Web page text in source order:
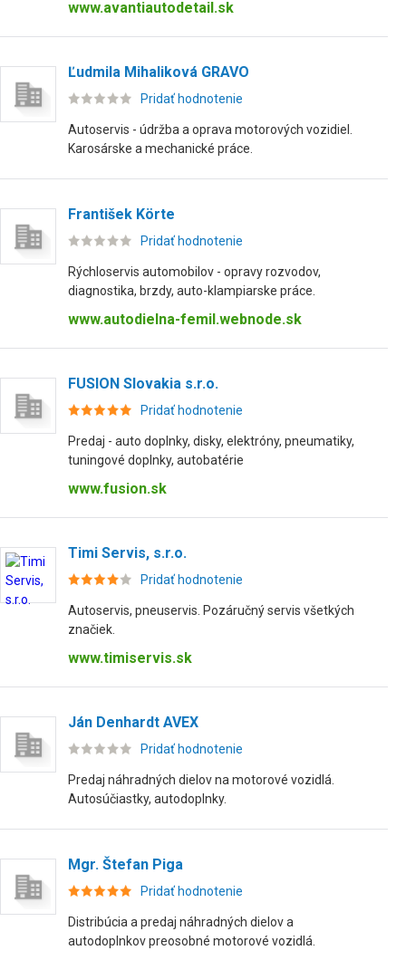
www.avantiautodetail.sk
Ľudmila Mihaliková GRAVO
Pridať hodnotenie
Autoservis - údržba a oprava motorových vozidiel.
Karosárske a mechanické práce.
František Körte
Pridať hodnotenie
Rýchloservis automobilov - opravy rozvodov,
diagnostika, brzdy, auto-klampiarske práce.
www.autodielna-femil.webnode.sk
FUSION Slovakia s.r.o.
Pridať hodnotenie
Predaj - auto doplnky, disky, elektróny, pneumatiky,
tuningové doplnky, autobatérie
www.fusion.sk
Timi Servis, s.r.o.
Pridať hodnotenie
Autoservis, pneuservis. Pozáručný servis všetkých
značiek.
www.timiservis.sk
Ján Denhardt AVEX
Pridať hodnotenie
Predaj náhradných dielov na motorové vozidlá.
Autosúčiastky, autodoplnky.
Mgr. Štefan Piga
Pridať hodnotenie
Distribúcia a predaj náhradných dielov a
autodoplnkov preosobné motorové vozidlá.